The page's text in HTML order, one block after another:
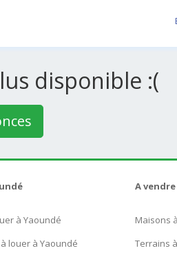
disponible :(
à Yaoundé
louer à Yaoundé
A
Maisons
Terrains